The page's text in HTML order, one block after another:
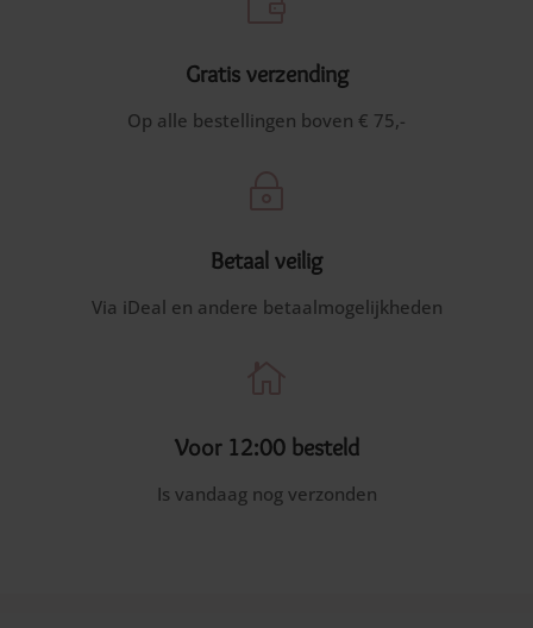
Gratis verzending
Op alle bestellingen boven € 75,-
Betaal veilig
Via iDeal en andere betaalmogelijkheden
Voor 12:00 besteld
Is vandaag nog verzonden